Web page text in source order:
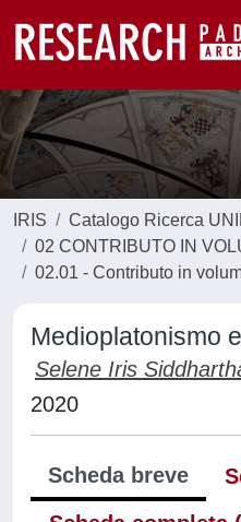
IRIS
Catalogo Ricerca
02 CONTRIBUTO IN
02.01 - Contributo in
Medioplatonismo
Selene Iris
2020
Scheda breve